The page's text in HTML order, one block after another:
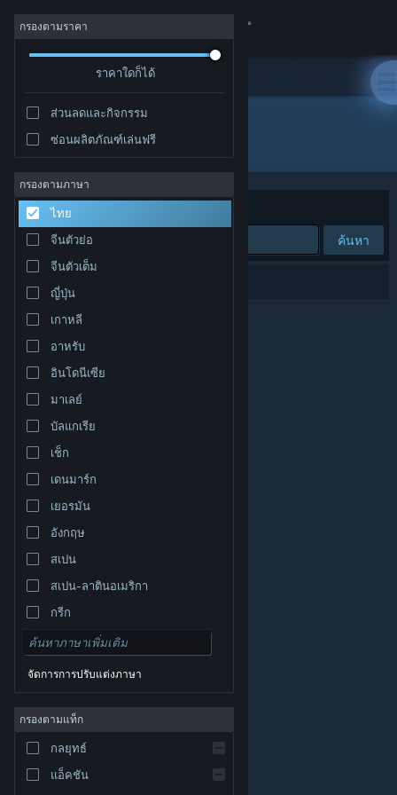
เข้าสู่ระบบ
ชุมชน
เกี่ยวกับ
ฝ่ายสนับสนุน
เปลี่ยนภาษา
รับแอป Steam แบบพกพา
ชมเว็บไซต์สำหรับเดสก์ท็อป
© Valve Corporation สงวนลิขสิทธิ์ เครื่องหมายการค้า
และประเทศอื่น
นโยบายความเป็นส่วนตัว
การช่วยการเข้าถึง|
Steam| การคืนเงิน
กรองตามราคา
ราคาใดก็ได้
ส่วนลดและกิจกรรม
ซ่อนผลิตภัณฑ์เล่นฟรี
กรองตามภาษา
ไทย
จีนตัวย่อ
จีนตัวเต็ม
ญี่ปุ่น
เกาหลี
อาหรับ
อินโดนีเซีย
มาเลย์
บัลแกเรีย
เช็ก
เดนมาร์ก
เยอรมัน
อังกฤษ
สเปน
สเปน-ลาตินอเมริกา
กรีก
จัดการการปรับแต่งภาษา
กรองตามแท็ก
กลยุทธ์
แอ็คชัน
"Joe LoCicero"
จัดเรียงตาม
ค้นหา